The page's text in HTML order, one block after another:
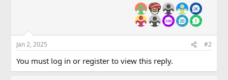
Jan 2, 2025 #2
You must log in or register to view this reply.